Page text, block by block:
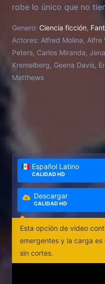
robe lo único que no
Genero: Ciencia ficción,
Actores: Alfred Molina, Alfre
Peters, Carlos Miranda,
Kremelberg, Geena Davis,
Matthews
Español Latino
CALIDAD HD
Descargar
CALIDAD HD
Esta opción de video
emergentes y la carga
sin cortes.